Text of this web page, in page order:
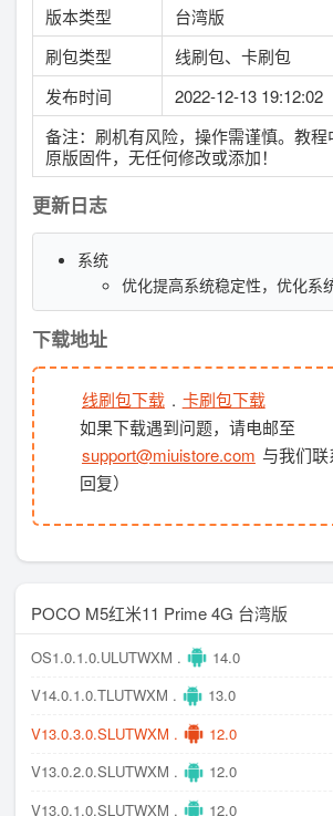
版本类型
台湾版
刷包类型
线刷包、卡刷包
发布时间
2022-12-13 19:12:02
备注：刷机有风险，操作需谨慎。教
原版固件，无任何修改或添加！
更新日志
系统
优化提高系统稳定性，优化系
下载地址
线刷包下载 . 卡刷包下载
如果下载遇到问题，请电邮至
support@miuistore.com 与我们联
回复）
POCO M5红米11 Prime 4G 台湾版
OS1.0.1.0.ULUTWXM .
14.0
V14.0.1.0.TLUTWXM .
13.0
V13.0.3.0.SLUTWXM .
12.0
V13.0.2.0.SLUTWXM .
12.0
V13.0.1.0.SLUTWXM .
12.0